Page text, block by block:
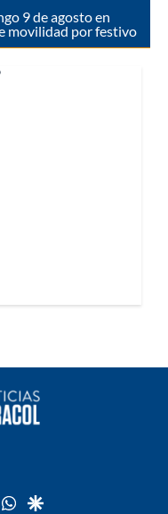
9 de agosto en
movilidad por festivo
whatsapp
google